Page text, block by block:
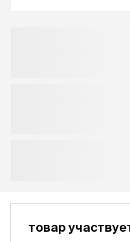
товар